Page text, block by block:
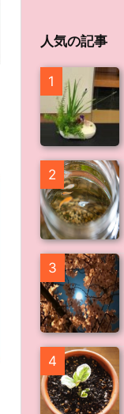
人気の記事
1
2
3
4